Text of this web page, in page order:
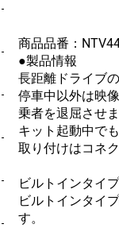
商品品番：
●製品情報
長距離ドライブ
停車中以外は映
乗者を退屈させま
キット起動中で
取り付けはコネ
ビルトインタイプ
ビルトインタイ
す。